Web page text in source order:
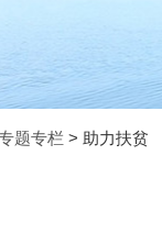
题专栏 > 助力扶贫